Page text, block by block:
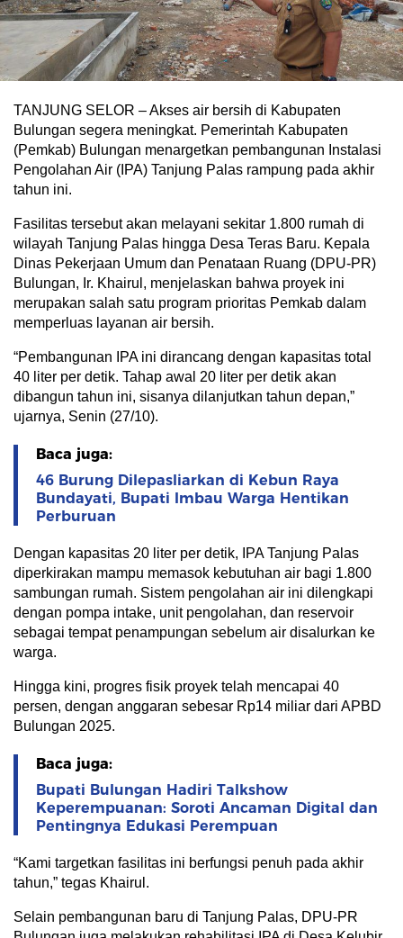
TANJUNG SELOR – Akses air bersih di Kabupaten
Bulungan segera meningkat. Pemerintah Kabupaten
(Pemkab) Bulungan menargetkan pembangunan Instalasi
Pengolahan Air (IPA) Tanjung Palas rampung pada akhir
tahun ini.
Fasilitas tersebut akan melayani sekitar 1.800 rumah di
wilayah Tanjung Palas hingga Desa Teras Baru. Kepala
Dinas Pekerjaan Umum dan Penataan Ruang (DPU-PR)
Bulungan, Ir. Khairul, menjelaskan bahwa proyek ini
merupakan salah satu program prioritas Pemkab dalam
memperluas layanan air bersih.
“Pembangunan IPA ini dirancang dengan kapasitas total
40 liter per detik. Tahap awal 20 liter per detik akan
dibangun tahun ini, sisanya dilanjutkan tahun depan,”
ujarnya, Senin (27/10).
Baca juga:
46 Burung Dilepasliarkan di Kebun Raya
Bundayati, Bupati Imbau Warga Hentikan
Perburuan
Dengan kapasitas 20 liter per detik, IPA Tanjung Palas
diperkirakan mampu memasok kebutuhan air bagi 1.800
sambungan rumah. Sistem pengolahan air ini dilengkapi
dengan pompa intake, unit pengolahan, dan reservoir
sebagai tempat penampungan sebelum air disalurkan ke
warga.
Hingga kini, progres fisik proyek telah mencapai 40
persen, dengan anggaran sebesar Rp14 miliar dari APBD
Bulungan 2025.
Baca juga:
Bupati Bulungan Hadiri Talkshow
Keperempuanan: Soroti Ancaman Digital dan
Pentingnya Edukasi Perempuan
“Kami targetkan fasilitas ini berfungsi penuh pada akhir
tahun,” tegas Khairul.
Selain pembangunan baru di Tanjung Palas, DPU-PR